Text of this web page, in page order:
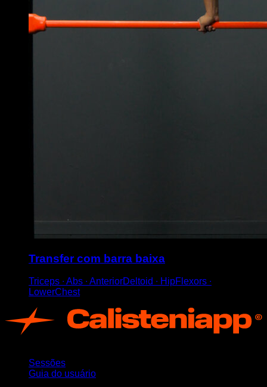
Transfer com barra baixa
Triceps ∙ Abs ∙ AnteriorDeltoid ∙ HipFlexors ∙
LowerChest
Sessões
Guia do usuário